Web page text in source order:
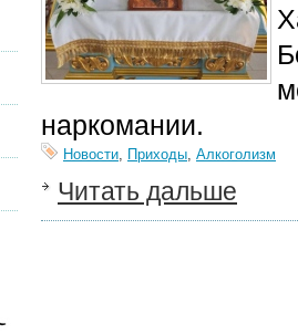
наркомании.
Новости, Приходы, Алкоголизм
Читать дальше